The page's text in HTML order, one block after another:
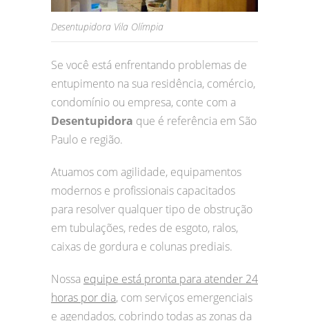
Desentupidora Vila Olímpia
Se você está enfrentando problemas de
entupimento na sua residência, comércio,
condomínio ou empresa, conte com a
Desentupidora que é referência em São
Paulo e região.
Atuamos com agilidade, equipamentos
modernos e profissionais capacitados
para resolver qualquer tipo de obstrução
em tubulações, redes de esgoto, ralos,
caixas de gordura e colunas prediais.
Nossa equipe está pronta para atender 24
horas por dia, com serviços emergenciais
e agendados, cobrindo todas as zonas da